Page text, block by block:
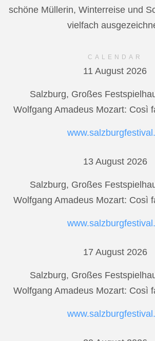
schöne Müllerin, Winterreise und
vielfach
CALENDAR
11 August 2026
Salzburg, Großes
Wolfgang Amadeus Mozart: Così
13 August 2026
Salzburg, Großes
Wolfgang Amadeus Mozart: Così
17 August 2026
Salzburg, Großes
Wolfgang Amadeus Mozart: Così